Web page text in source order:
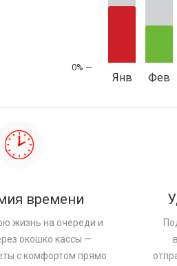
Янв Фев
времени
жизнь на очереди и
окошко кассы —
с комфортом прямо